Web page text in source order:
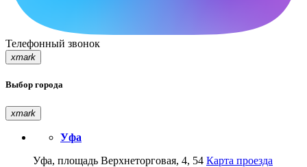
Телефонный звонок
xmark
Выбор города
xmark
Уфа
Уфа, площадь Верхнеторговая, 4, 54 Карта проезда